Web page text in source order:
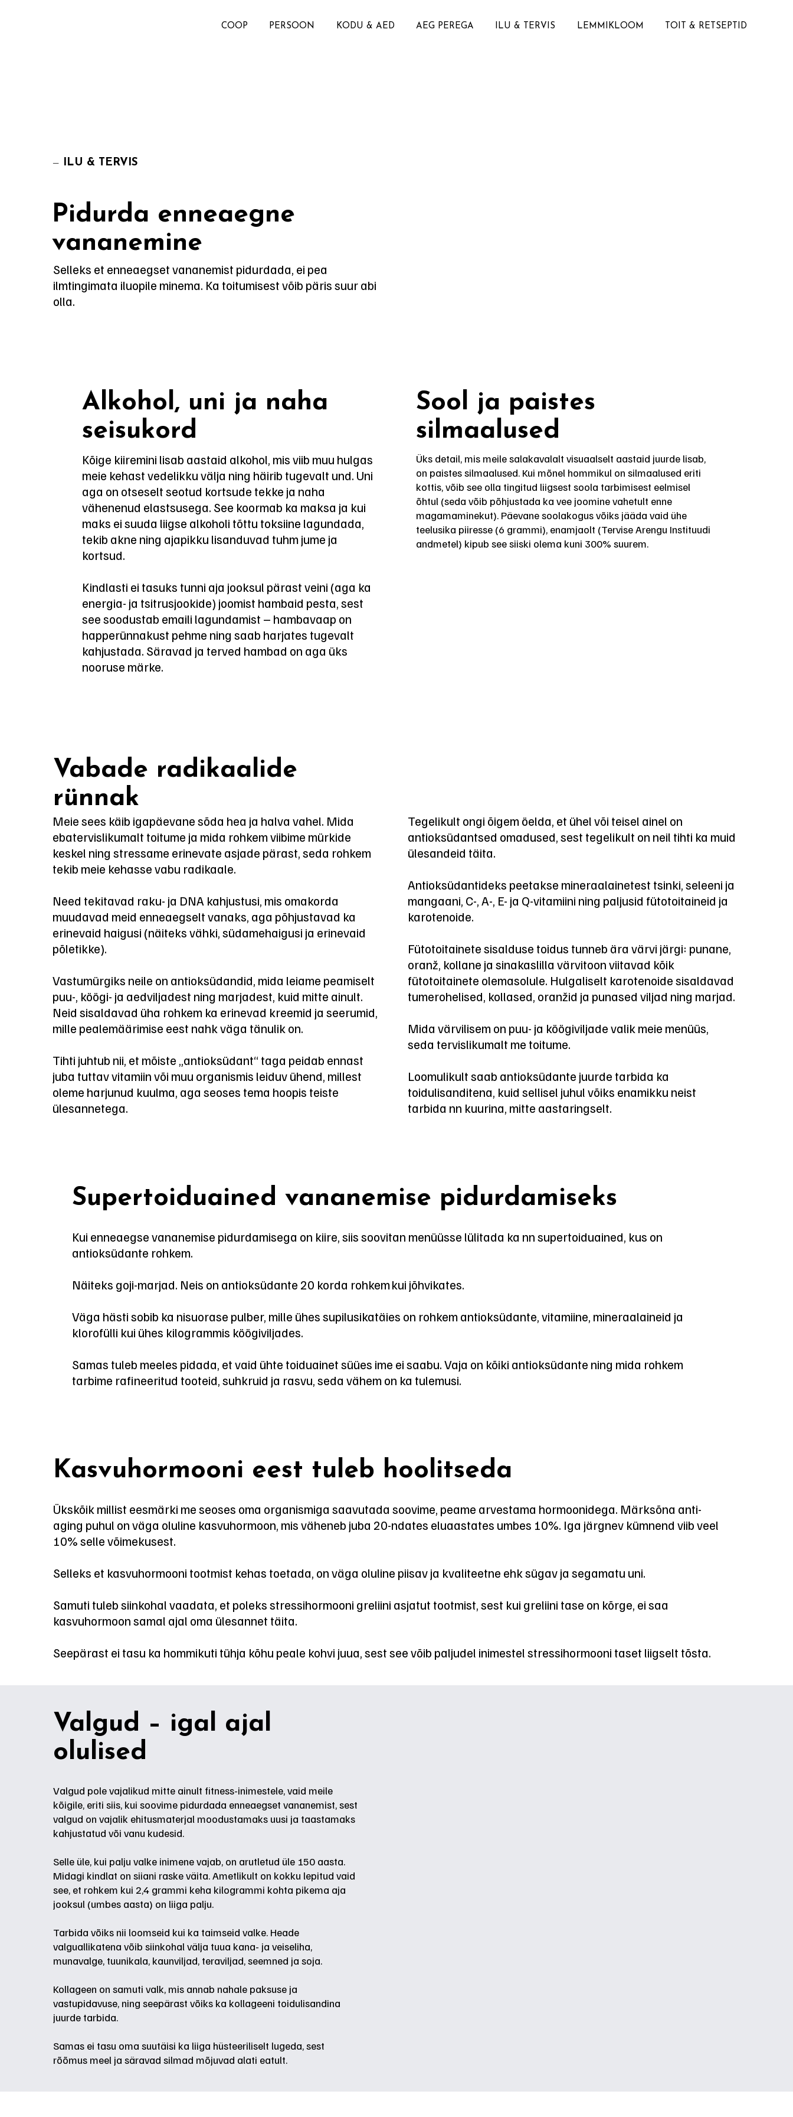
COOP PERSOON KODU & AED AEG PEREGA ILU & TERVIS LEMMIKLOOM TOIT & RETSEPTID
— ILU & TERVIS
Pidurda enneaegne
vananemine
Selleks et enneaegset vananemist pidurdada, ei pea
ilmtingimata iluopile minema. Ka toitumisest võib päris suur abi
olla.
Alkohol, uni ja naha
seisukord
Kõige kiiremini lisab aastaid alkohol, mis viib muu hulgas
meie kehast vedelikku välja ning häirib tugevalt und. Uni
aga on otseselt seotud kortsude tekke ja naha
vähenenud elastsusega. See koormab ka maksa ja kui
maks ei suuda liigse alkoholi tõttu toksiine lagundada,
tekib akne ning ajapikku lisanduvad tuhm jume ja
kortsud.
Kindlasti ei tasuks tunni aja jooksul pärast veini (aga ka
energia- ja tsitrusjookide) joomist hambaid pesta, sest
see soodustab emaili lagundamist – hambavaap on
happerünnakust pehme ning saab harjates tugevalt
kahjustada. Säravad ja terved hambad on aga üks
nooruse märke.
Sool ja paistes
silmaalused
Üks detail, mis meile salakavalalt visuaalselt aastaid juurde lisab,
on paistes silmaalused. Kui mõnel hommikul on silmaalused eriti
kottis, võib see olla tingitud liigsest soola tarbimisest eelmisel
õhtul (seda võib põhjustada ka vee joomine vahetult enne
magamaminekut). Päevane soolakogus võiks jääda vaid ühe
teelusika piiresse (6 grammi), enamjaolt (Tervise Arengu Instituudi
andmetel) kipub see siiski olema kuni 300% suurem.
Meie sees käib igapäevane sõda hea ja halva vahel. Mida
ebatervislikumalt toitume ja mida rohkem viibime mürkide
keskel ning stressame erinevate asjade pärast, seda rohkem
tekib meie kehasse vabu radikaale.
Need tekitavad raku- ja DNA kahjustusi, mis omakorda
muudavad meid enneaegselt vanaks, aga põhjustavad ka
erinevaid haigusi (näiteks vähki, südamehaigusi ja erinevaid
põletikke).
Vastumürgiks neile on antioksüdandid, mida leiame peamiselt
puu-, köögi- ja aedviljadest ning marjadest, kuid mitte ainult.
Neid sisaldavad üha rohkem ka erinevad kreemid ja seerumid,
mille pealemäärimise eest nahk väga tänulik on.
Tihti juhtub nii, et mõiste „antioksüdant“ taga peidab ennast
juba tuttav vitamiin või muu organismis leiduv ühend, millest
oleme harjunud kuulma, aga seoses tema hoopis teiste
ülesannetega.
Tegelikult ongi õigem öelda, et ühel või teisel ainel on
antioksüdantsed omadused, sest tegelikult on neil tihti ka muid
ülesandeid täita.
Antioksüdantideks peetakse mineraalainetest tsinki, seleeni ja
mangaani, C-, A-, E- ja Q-vitamiini ning paljusid fütotoitaineid ja
karotenoide.
Fütotoitainete sisalduse toidus tunneb ära värvi järgi: punane,
oranž, kollane ja sinakaslilla värvitoon viitavad kõik
fütotoitainete olemasolule. Hulgaliselt karotenoide sisaldavad
tumerohelised, kollased, oranžid ja punased viljad ning marjad.
Mida värvilisem on puu- ja köögiviljade valik meie menüüs,
seda tervislikumalt me toitume.
Loomulikult saab antioksüdante juurde tarbida ka
toidulisanditena, kuid sellisel juhul võiks enamikku neist
tarbida nn kuurina, mitte aastaringselt.
Vabade radikaalide
rünnak
Supertoiduained vananemise pidurdamiseks
Kui enneaegse vananemise pidurdamisega on kiire, siis soovitan menüüsse lülitada ka nn supertoiduained, kus on
antioksüdante rohkem.
Näiteks goji-marjad. Neis on antioksüdante 20 korda rohkem kui jõhvikates.
Väga hästi sobib ka nisuorase pulber, mille ühes supilusikatäies on rohkem antioksüdante, vitamiine, mineraalaineid ja
klorofülli kui ühes kilogrammis köögiviljades.
Samas tuleb meeles pidada, et vaid ühte toiduainet süües ime ei saabu. Vaja on kõiki antioksüdante ning mida rohkem
tarbime rafineeritud tooteid, suhkruid ja rasvu, seda vähem on ka tulemusi.
Kasvuhormooni eest tuleb hoolitseda
Ükskõik millist eesmärki me seoses oma organismiga saavutada soovime, peame arvestama hormoonidega. Märksõna anti-
aging puhul on väga oluline kasvuhormoon, mis väheneb juba 20-ndates eluaastates umbes 10%. Iga järgnev kümnend viib veel
10% selle võimekusest.
Selleks et kasvuhormooni tootmist kehas toetada, on väga oluline piisav ja kvaliteetne ehk sügav ja segamatu uni.
Samuti tuleb siinkohal vaadata, et poleks stressihormooni greliini asjatut tootmist, sest kui greliini tase on kõrge, ei saa
kasvuhormoon samal ajal oma ülesannet täita.
Seepärast ei tasu ka hommikuti tühja kõhu peale kohvi juua, sest see võib paljudel inimestel stressihormooni taset liigselt tõsta.
Valgud – igal ajal
olulised
Valgud pole vajalikud mitte ainult fitness-inimestele, vaid meile
kõigile, eriti siis, kui soovime pidurdada enneaegset vananemist, sest
valgud on vajalik ehitusmaterjal moodustamaks uusi ja taastamaks
kahjustatud või vanu kudesid.
Selle üle, kui palju valke inimene vajab, on arutletud üle 150 aasta.
Midagi kindlat on siiani raske väita. Ametlikult on kokku lepitud vaid
see, et rohkem kui 2,4 grammi keha kilogrammi kohta pikema aja
jooksul (umbes aasta) on liiga palju.
Tarbida võiks nii loomseid kui ka taimseid valke. Heade
valguallikatena võib siinkohal välja tuua kana- ja veiseliha,
munavalge, tuunikala, kaunviljad, teraviljad, seemned ja soja.
Kollageen on samuti valk, mis annab nahale paksuse ja
vastupidavuse, ning seepärast võiks ka kollageeni toidulisandina
juurde tarbida.
Samas ei tasu oma suutäisi ka liiga hüsteeriliselt lugeda, sest
rõõmus meel ja säravad silmad mõjuvad alati eatult.